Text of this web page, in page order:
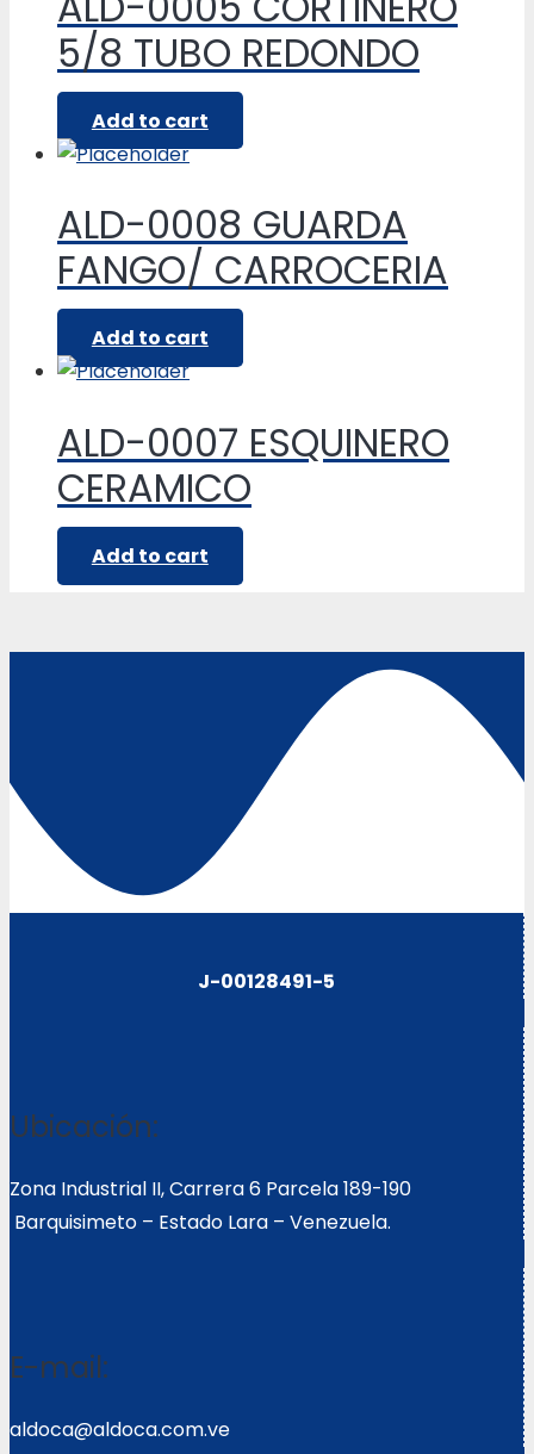
5/8 TUBO REDONDO
Add to cart
ALD-0008 GUARDA
FANGO/ CARROCERIA
Add to cart
ALD-0007 ESQUINERO
CERAMICO
Add to cart
J-00128491-5
Ubicación:
Zona Industrial II, Carrera 6 Parcela 189-190
Barquisimeto – Estado Lara – Venezuela.
E-mail:
aldoca@aldoca.com.ve